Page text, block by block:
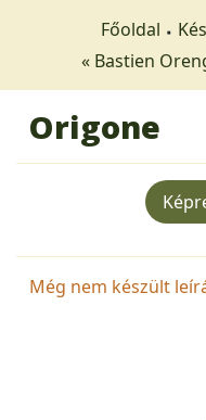
Főoldal
« Bastien
Origone
Még nem készült